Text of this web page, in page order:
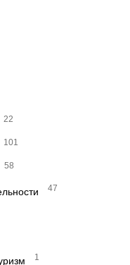
22
101
58
47
1